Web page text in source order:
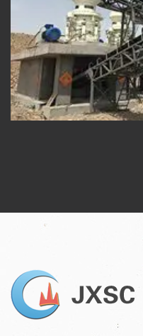
时产200T石料多
整条线案例, 破磨案例